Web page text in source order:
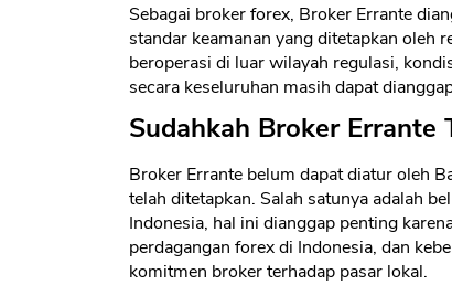
Sebagai broker forex, Broker Errante
standar keamanan yang ditetapkan oleh
beroperasi di luar wilayah regulasi,
secara keseluruhan masih dapat
Sudahkah Broker Errante
Broker Errante belum dapat diatur oleh
telah ditetapkan. Salah satunya adalah
Indonesia, hal ini dianggap penting
perdagangan forex di Indonesia, dan
komitmen broker terhadap pasar lokal.